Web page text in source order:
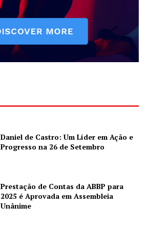
Daniel de Castro: Um Líder em Ação e
Progresso na 26 de Setembro
Prestação de Contas da ABBP para
2025 é Aprovada em Assembleia
Unânime